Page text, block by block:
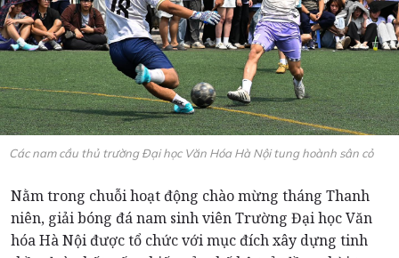
Các nam cầu thủ trường Đại học Văn Hóa Hà Nội tung hoành sân cỏ
Nằm trong chuỗi hoạt động chào mừng tháng Thanh
niên, giải bóng đá nam sinh viên Trường Đại học Văn
hóa Hà Nội được tổ chức với mục đích xây dựng tinh